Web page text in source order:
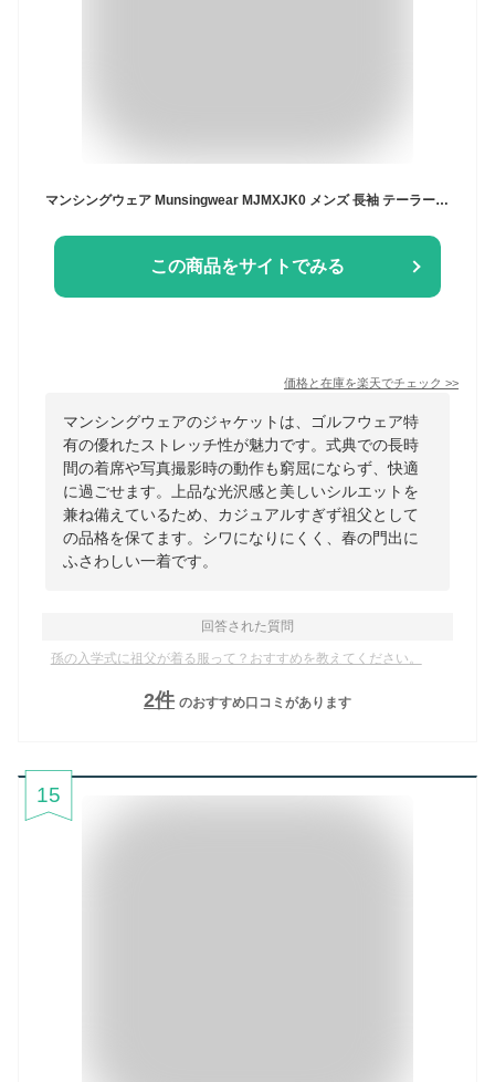
この商品をサイトでみる
価格と在庫を楽天でチェック >>
マンシングウェアのジャケットは、ゴルフウェア特
有の優れたストレッチ性が魅力です。式典での長時
間の着席や写真撮影時の動作も窮屈にならず、快適
に過ごせます。上品な光沢感と美しいシルエットを
兼ね備えているため、カジュアルすぎず祖父として
の品格を保てます。シワになりにくく、春の門出に
ふさわしい一着です。
回答された質問
孫の入学式に祖父が着る服って？おすすめを教えてください。
2件 のおすすめ口コミがあります
15